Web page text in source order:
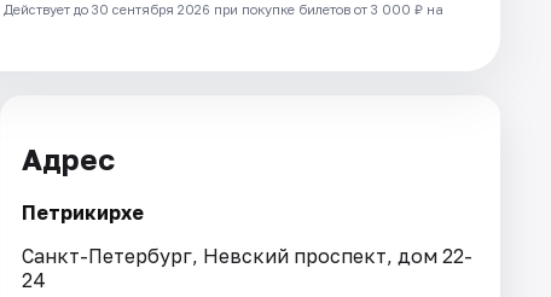
Действует до 30 сентября 2026 при покупке билетов от 3 000 ₽ на
Адрес
Петрикирхе
Санкт-Петербург, Невский проспект, дом 22-
24